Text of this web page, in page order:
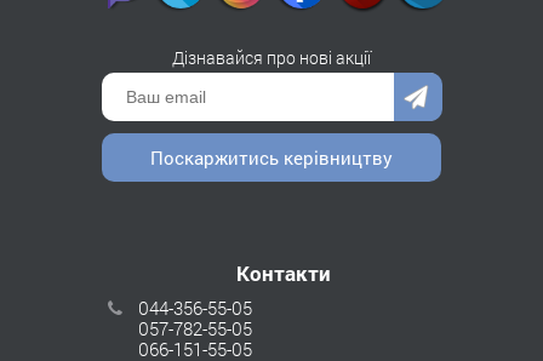
Дізнавайся про нові акції
Поскаржитись керівництву
Контакти
044-356-55-05
057-782-55-05
066-151-55-05